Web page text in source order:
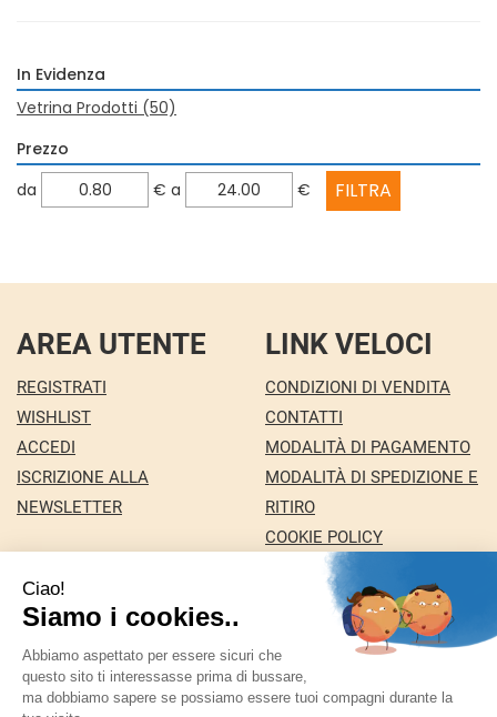
In Evidenza
Vetrina Prodotti (50)
Prezzo
filtra
da € filtra
a €
AREA UTENTE
REGISTRATI
WISHLIST
ACCEDI
ISCRIZIONE ALLA
NEWSLETTER
LINK VELOCI
CONDIZIONI DI VENDITA
CONTATTI
MODALITÀ DI PAGAMENTO
MODALITÀ DI SPEDIZIONE E
RITIRO
COOKIE POLICY
INFORMATIVA PRIVACY
Farmacia Nuova snc dei Dottori Marco e
Giuseppina Fortini - Via Italia 72 24068 Seriate (BG)
marforti@tin.it|Tel.: 035294031| P.Iva: 03258590169 |